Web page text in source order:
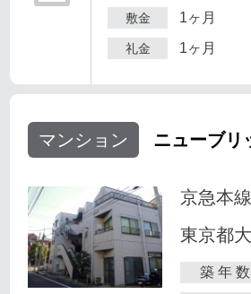
敷金 1ヶ月
礼金 1ヶ月
マンション ニューブリ
京急本
東京都
築 年 数